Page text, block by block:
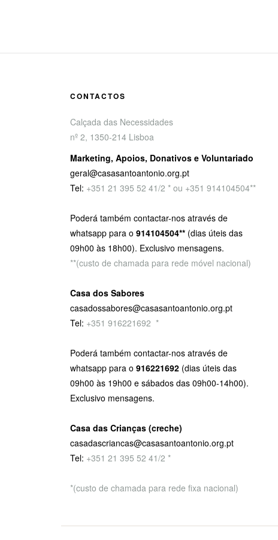
CONTACTOS
Calçada das Necessidades
nº 2, 1350-214 Lisboa
Marketing, Apoios, Donativos e Voluntariado
geral@casasantoantonio.org.pt
Tel: +351 21 395 52 41/2 * ou +351 914104504**
Poderá também contactar-nos através de
whatsapp para o 914104504** (dias úteis das
09h00 às 18h00). Exclusivo mensagens.
**(custo de chamada para rede móvel nacional)
Casa dos Sabores
casadossabores@casasantoantonio.org.pt
Tel: +351 916221692 *
Poderá também contactar-nos através de
whatsapp para o 916221692 (dias úteis das
09h00 às 19h00 e sábados das 09h00-14h00).
Exclusivo mensagens.
Casa das Crianças (creche)
casadascriancas@casasantoantonio.org.pt
Tel: +351 21 395 52 41/2 *
*(custo de chamada para rede fixa nacional)